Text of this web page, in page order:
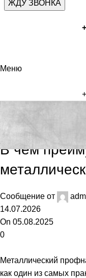
Меню
Блог
В чем
Сообщение от
14.07.2026
On 05.08.2025
0
Металлический
как один из самых